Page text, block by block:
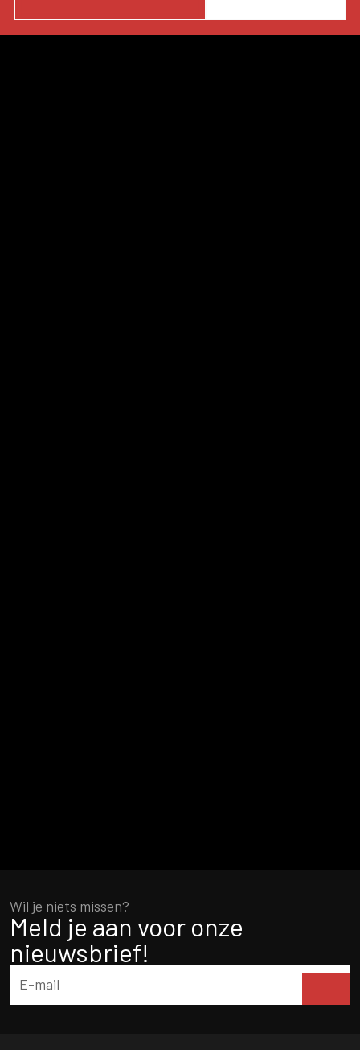
Wil je niets missen?
Meld je aan voor onze
nieuwsbrief!